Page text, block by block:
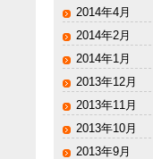
2014年4月
2014年2月
2014年1月
2013年12月
2013年11月
2013年10月
2013年9月